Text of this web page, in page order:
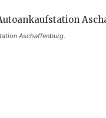
Aschaffenburg.